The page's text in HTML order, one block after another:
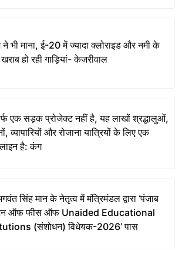
ने भी माना, ई-20 में ज्यादा क्लोराइड और नमी के
हो रही गाड़ियां- केजरीवाल
एक सड़क प्रोजेक्ट नहीं है, यह लाखों श्रद्धालुओं,
व्यापारियों और रोजाना यात्रियों के लिए एक
है: कंग
सिंह मान के नेतृत्व में मंत्रिमंडल द्वारा ‘पंजाब
ऑफ फीस ऑफ Unaided Educational
(संशोधन) विधेयक-2026’ पास